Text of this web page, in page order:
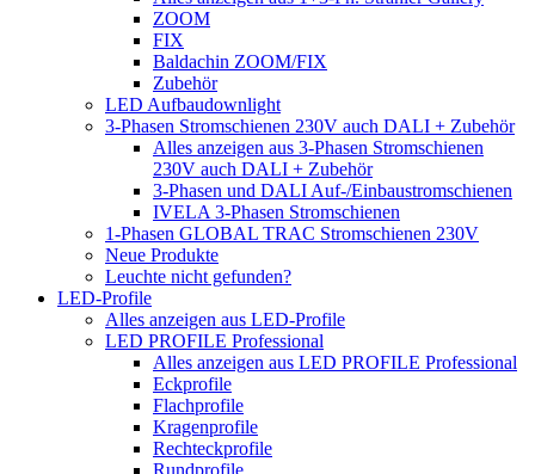
ZOOM
FIX
Baldachin ZOOM/FIX
Zubehör
LED Aufbaudownlight
3-Phasen Stromschienen 230V auch DALI + Zubehör
Alles anzeigen aus 3-Phasen Stromschienen
230V auch DALI + Zubehör
3-Phasen und DALI Auf-/Einbaustromschienen
IVELA 3-Phasen Stromschienen
1-Phasen GLOBAL TRAC Stromschienen 230V
Neue Produkte
Leuchte nicht gefunden?
LED-Profile
Alles anzeigen aus LED-Profile
LED PROFILE Professional
Alles anzeigen aus LED PROFILE Professional
Eckprofile
Flachprofile
Kragenprofile
Rechteckprofile
Rundprofile